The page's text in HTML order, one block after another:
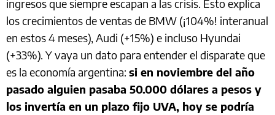
ingresos que siempre escapan a las crisis. Esto explica
los crecimientos de ventas de BMW (¡104%! interanual
en estos 4 meses), Audi (+15%) e incluso Hyundai
(+33%). Y vaya un dato para entender el disparate que
es la economía argentina: si en noviembre del año
pasado alguien pasaba 50.000 dólares a pesos y
los invertía en un plazo fijo UVA, hoy se podría